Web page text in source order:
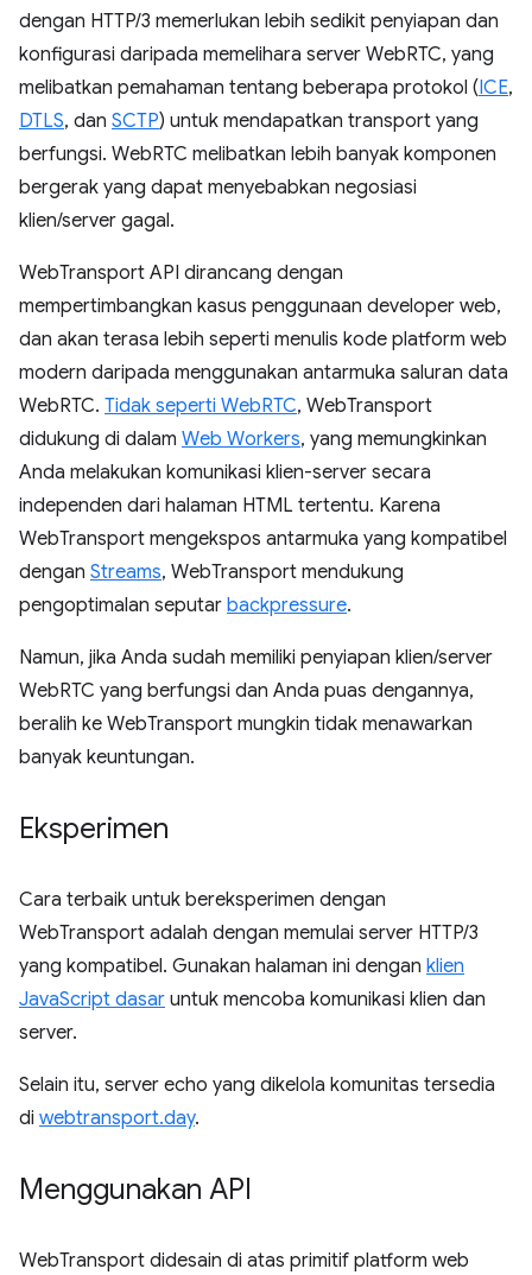
dengan HTTP/3 memerlukan lebih sedikit penyiapan dan
konfigurasi daripada memelihara server WebRTC, yang
melibatkan pemahaman tentang beberapa protokol (ICE,
DTLS, dan SCTP) untuk mendapatkan transport yang
berfungsi. WebRTC melibatkan lebih banyak komponen
bergerak yang dapat menyebabkan negosiasi
klien/server gagal.
WebTransport API dirancang dengan
mempertimbangkan kasus penggunaan developer web,
dan akan terasa lebih seperti menulis kode platform web
modern daripada menggunakan antarmuka saluran data
WebRTC. Tidak seperti WebRTC, WebTransport
didukung di dalam Web Workers, yang memungkinkan
Anda melakukan komunikasi klien-server secara
independen dari halaman HTML tertentu. Karena
WebTransport mengekspos antarmuka yang kompatibel
dengan Streams, WebTransport mendukung
pengoptimalan seputar backpressure.
Namun, jika Anda sudah memiliki penyiapan klien/server
WebRTC yang berfungsi dan Anda puas dengannya,
beralih ke WebTransport mungkin tidak menawarkan
banyak keuntungan.
Eksperimen
Cara terbaik untuk bereksperimen dengan
WebTransport adalah dengan memulai server HTTP/3
yang kompatibel. Gunakan halaman ini dengan klien
JavaScript dasar untuk mencoba komunikasi klien dan
server.
Selain itu, server echo yang dikelola komunitas tersedia
di webtransport.day.
Menggunakan API
WebTransport didesain di atas primitif platform web